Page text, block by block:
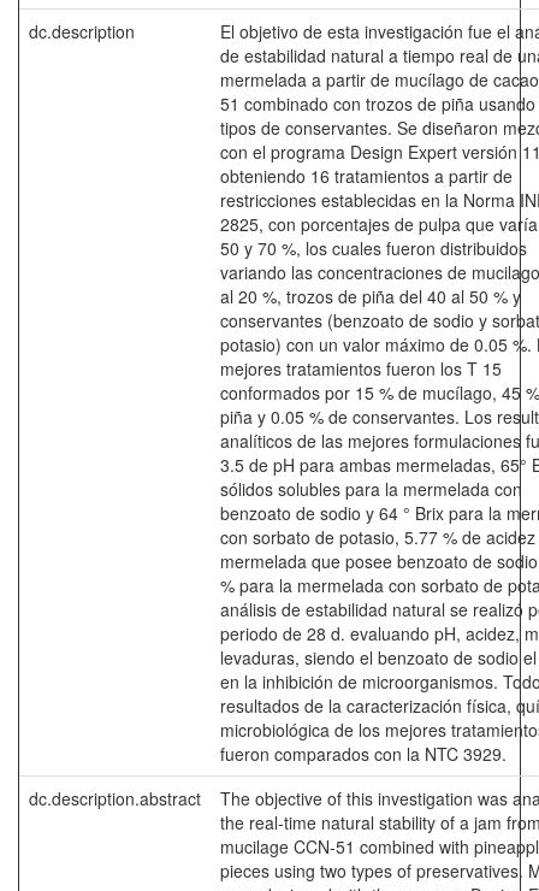
dc.description
El objetivo de esta investigación fue el
de estabilidad natural a tiempo real de
mermelada a partir de mucílago de
51 combinado con trozos de piña
tipos de conservantes. Se diseñaron
con el programa Design Expert versión
obteniendo 16 tratamientos a partir de
restricciones establecidas en la Norma
2825, con porcentajes de pulpa que
50 y 70 %, los cuales fueron distribuidos
variando las concentraciones de
al 20 %, trozos de piña del 40 al 50 % y
conservantes (benzoato de sodio y
potasio) con un valor máximo de 0.05 %.
mejores tratamientos fueron los T 15
conformados por 15 % de mucílago, 45
piña y 0.05 % de conservantes. Los
analíticos de las mejores formulaciones
3.5 de pH para ambas mermeladas, 65°
sólidos solubles para la mermelada con
benzoato de sodio y 64 ° Brix para la
con sorbato de potasio, 5.77 % de
mermelada que posee benzoato de
% para la mermelada con sorbato de
análisis de estabilidad natural se realizó
periodo de 28 d. evaluando pH, acidez,
levaduras, siendo el benzoato de sodio
en la inhibición de microorganismos.
resultados de la caracterización física,
microbiológica de los mejores
fueron comparados con la NTC 3929.
dc.description.abstract
The objective of this investigation was
the real-time natural stability of a jam
mucilage CCN-51 combined with
pieces using two types of preservatives.